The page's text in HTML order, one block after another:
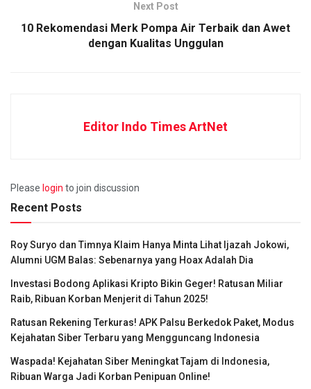
Next Post
10 Rekomendasi Merk Pompa Air Terbaik dan Awet
dengan Kualitas Unggulan
Editor Indo Times ArtNet
Please login to join discussion
Recent Posts
Roy Suryo dan Timnya Klaim Hanya Minta Lihat Ijazah Jokowi,
Alumni UGM Balas: Sebenarnya yang Hoax Adalah Dia
Investasi Bodong Aplikasi Kripto Bikin Geger! Ratusan Miliar
Raib, Ribuan Korban Menjerit di Tahun 2025!
Ratusan Rekening Terkuras! APK Palsu Berkedok Paket, Modus
Kejahatan Siber Terbaru yang Mengguncang Indonesia
Waspada! Kejahatan Siber Meningkat Tajam di Indonesia,
Ribuan Warga Jadi Korban Penipuan Online!